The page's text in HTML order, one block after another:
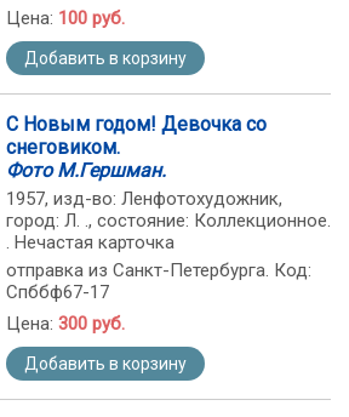
Цена: 100 руб.
Добавить в корзину
С Новым годом! Девочка со
снеговиком.
Фото М.Гершман.
1957, изд-во: Ленфотохудожник,
город: Л. ., состояние: Коллекционное.
. Нечастая карточка
отправка из Санкт-Петербурга. Код:
Спббф67-17
Цена: 300 руб.
Добавить в корзину